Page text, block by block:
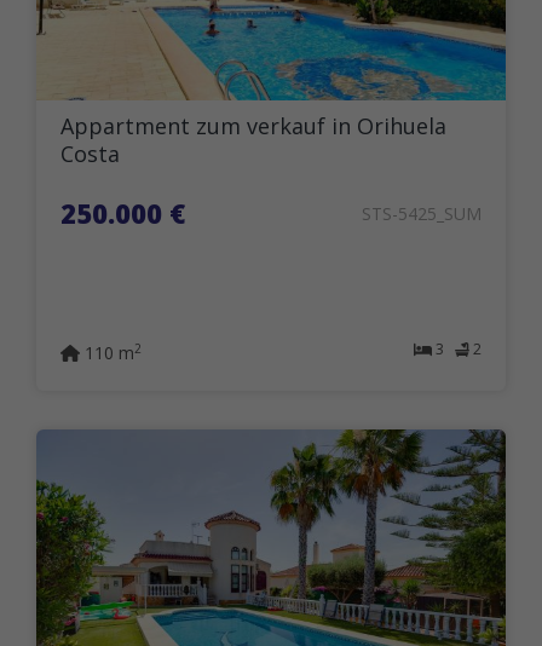
Appartment zum verkauf in Orihuela
Costa
250.000 € STS-5425_SUM
3 2
110 m2